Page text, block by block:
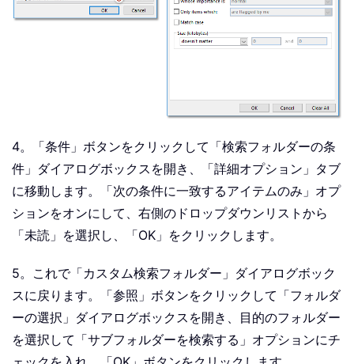
4。「条件」ボタンをクリックして「検索フォルダーの条
件」ダイアログボックスを開き、「詳細オプション」タブ
に移動します。「次の条件に一致するアイテムのみ」オプ
ションをオンにして、右側のドロップダウンリストから
「未読」を選択し、「OK」をクリックします。
5。これで「カスタム検索フォルダー」ダイアログボック
スに戻ります。「参照」ボタンをクリックして「フォルダ
ーの選択」ダイアログボックスを開き、目的のフォルダー
を選択して「サブフォルダーを検索する」オプションにチ